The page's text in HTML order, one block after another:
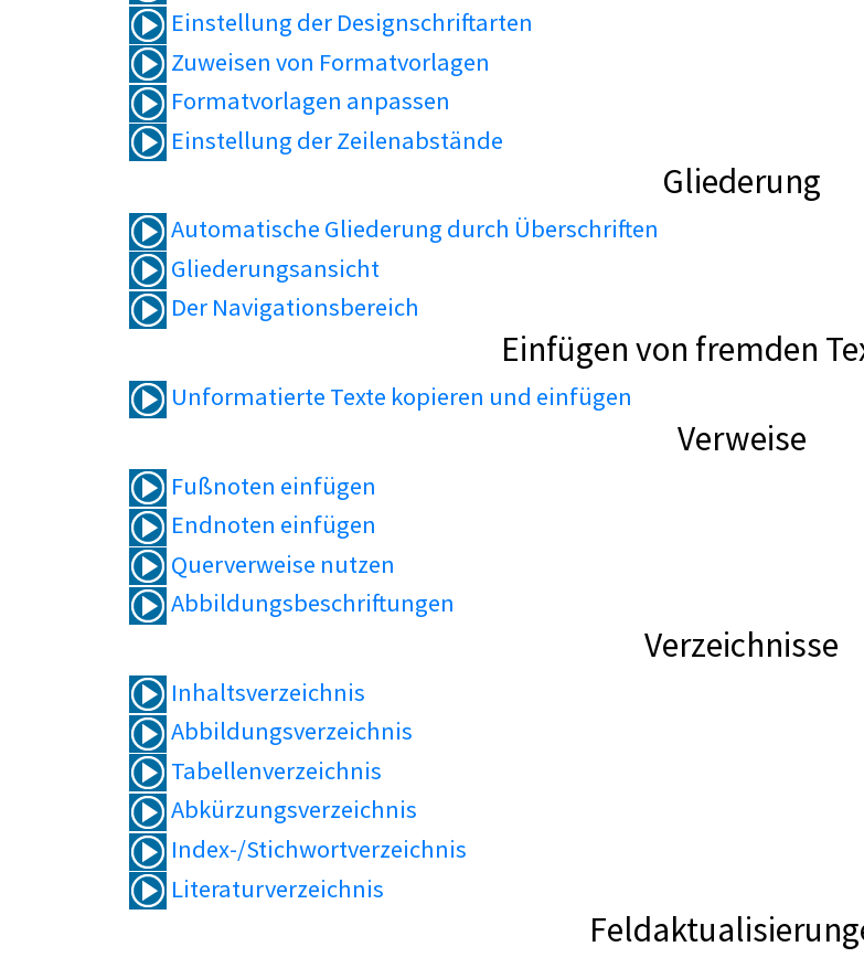
Einstellung der Designschriftarten
Zuweisen von Formatvorlagen
Formatvorlagen anpassen
Einstellung der Zeilenabstände
Gliederung
Automatische Gliederung durch Überschriften
Gliederungsansicht
Der Navigationsbereich
Einfügen von fremden
Unformatierte Texte kopieren und einfügen
Verweise
Fußnoten einfügen
Endnoten einfügen
Querverweise nutzen
Abbildungsbeschriftungen
Verzeichnisse
Inhaltsverzeichnis
Abbildungsverzeichnis
Tabellenverzeichnis
Abkürzungsverzeichnis
Index-/Stichwortverzeichnis
Literaturverzeichnis